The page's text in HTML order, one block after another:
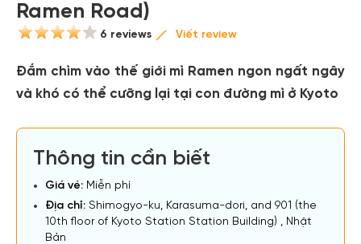
Ramen Road)
6 reviews Viết review
Đắm chìm vào thế giới mì Ramen ngon ngất ngây
và khó có thể cưỡng lại tại con đường mì ở Kyoto
Thông tin cần biết
Giá vé: Miễn phí
Địa chỉ: Shimogyo-ku, Karasuma-dori, and 901 (the
10th floor of Kyoto Station Station Building) , Nhật
Bản